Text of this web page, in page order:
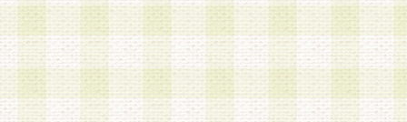
2.当社は、会員登録希望者を会員として承認する
した 場合、会員登録希望者による会員登録手続
による承認後の場合であっても、会員登録の取り
の抹消を、当社が適切と判 断する方法・手段に
とができるものとします。